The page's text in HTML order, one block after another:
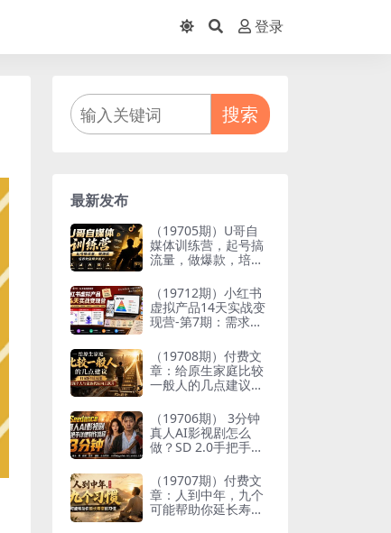
登录
搜索
最新发布
（19705期）U哥自
媒体训练营，起号搞
流量，做爆款，培养
（19712期）小红书
虚拟产品14天实战变
现营-第7期：需求挖
品矩阵×内容笔记×一
人公司进阶×全链路
（19708期）付费文
章：给原生家庭比较
一般人的几点建议，
个人与家族代际向上
跃升
（19706期） 3分钟
真人AI影视剧怎么
做？SD 2.0手把手完
eld 14天SD 2.0/2.5
无限生成
（19707期）付费文
章：人到中年，九个
可能帮助你延长寿命